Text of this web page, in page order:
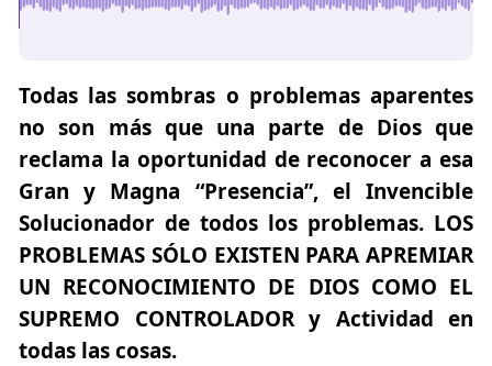
Todas las sombras o problemas aparentes
no son más que una parte de Dios que
reclama la oportunidad de reconocer a esa
Gran y Magna “Presencia”, el Invencible
Solucionador de todos los problemas. LOS
PROBLEMAS SÓLO EXISTEN PARA APREMIAR
UN RECONOCIMIENTO DE DIOS COMO EL
SUPREMO CONTROLADORy Actividad en
todas las cosas.